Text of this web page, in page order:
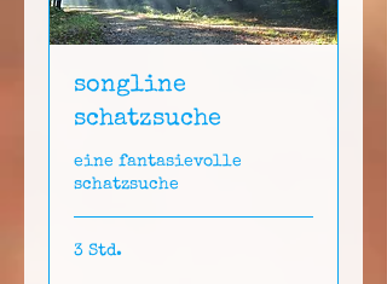
songline
schatzsuche
eine fantasievolle
schatzsuche
3 Std.